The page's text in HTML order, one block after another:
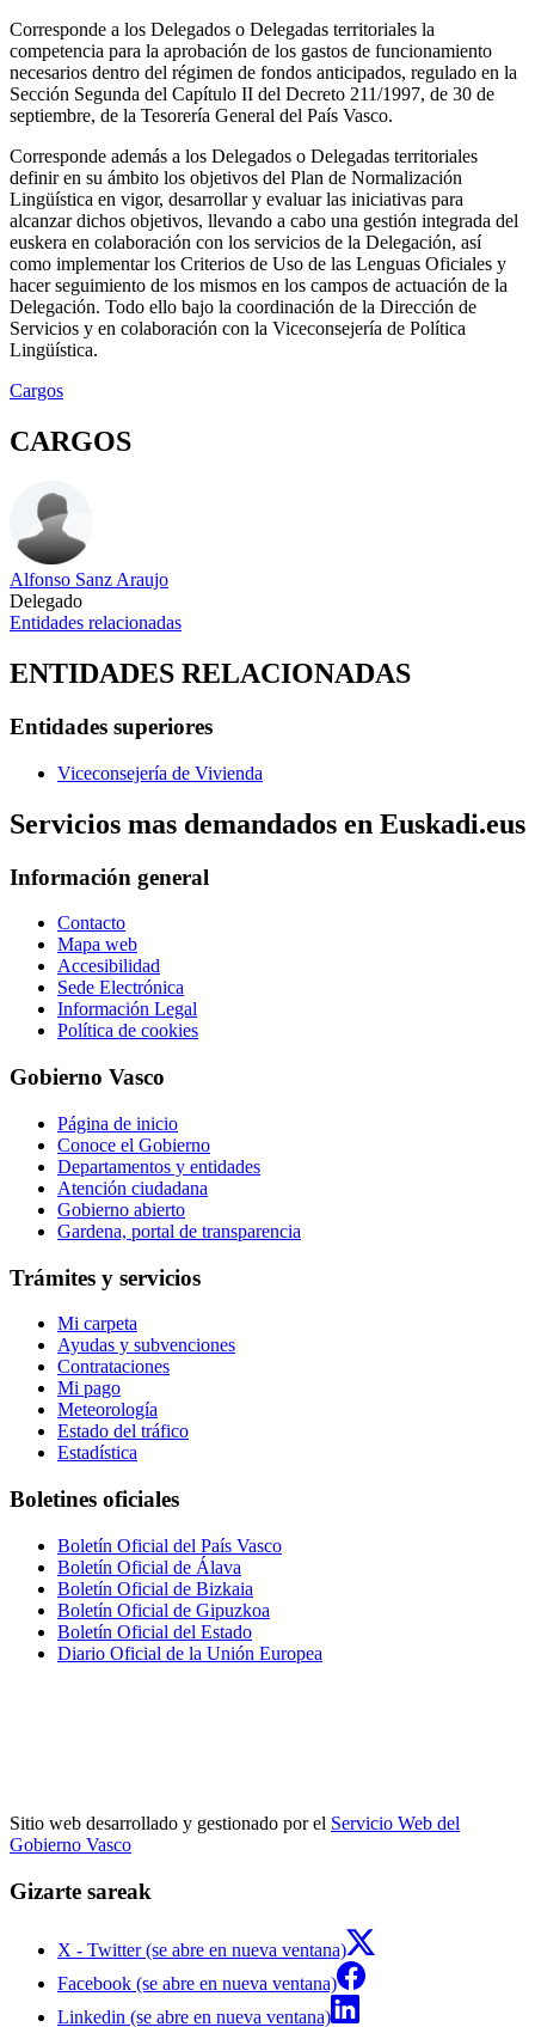
Corresponde a los Delegados o Delegadas territoriales la
competencia para la aprobación de los gastos de funcionamiento
necesarios dentro del régimen de fondos anticipados, regulado en la
Sección Segunda del Capítulo II del Decreto 211/1997, de 30 de
septiembre, de la Tesorería General del País Vasco.
Corresponde además a los Delegados o Delegadas territoriales
definir en su ámbito los objetivos del Plan de Normalización
Lingüística en vigor, desarrollar y evaluar las iniciativas para
alcanzar dichos objetivos, llevando a cabo una gestión integrada del
euskera en colaboración con los servicios de la Delegación, así
como implementar los Criterios de Uso de las Lenguas Oficiales y
hacer seguimiento de los mismos en los campos de actuación de la
Delegación. Todo ello bajo la coordinación de la Dirección de
Servicios y en colaboración con la Viceconsejería de Política
Lingüística.
Cargos
CARGOS
Alfonso Sanz Araujo
Delegado
Entidades relacionadas
ENTIDADES RELACIONADAS
Entidades superiores
Viceconsejería de Vivienda
Servicios mas demandados en Euskadi.eus
Información general
Contacto
Mapa web
Accesibilidad
Sede Electrónica
Información Legal
Política de cookies
Gobierno Vasco
Página de inicio
Conoce el Gobierno
Departamentos y entidades
Atención ciudadana
Gobierno abierto
Gardena, portal de transparencia
Trámites y servicios
Mi carpeta
Ayudas y subvenciones
Contrataciones
Mi pago
Meteorología
Estado del tráfico
Estadística
Boletines oficiales
Boletín Oficial del País Vasco
Boletín Oficial de Álava
Boletín Oficial de Bizkaia
Boletín Oficial de Gipuzkoa
Boletín Oficial del Estado
Diario Oficial de la Unión Europea
Sitio web desarrollado y gestionado por el Servicio Web del
Gobierno Vasco
Gizarte sareak
X - Twitter (se abre en nueva ventana)
Facebook (se abre en nueva ventana)
Linkedin (se abre en nueva ventana)